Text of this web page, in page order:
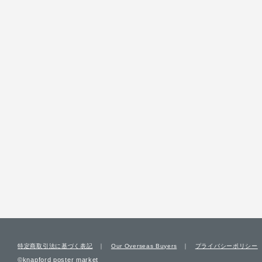
特定商取引法に基づく表記 Our Overseas Buyers プライバシーポリシー
©knapford poster market